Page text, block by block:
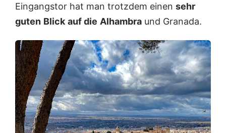
Eingangstor hat man trotzdem einen sehr
guten Blick auf die Alhambra und Granada.